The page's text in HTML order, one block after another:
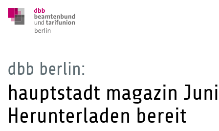
dbb berlin:
hauptstadt magazin
Herunterladen bereit